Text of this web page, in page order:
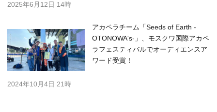
2025年6月12日 14時
アカペラチーム「Seeds of Earth -
OTONOWA's-」、モスクワ国際アカペ
ラフェスティバルでオーディエンスア
ワード受賞！
2024年10月4日 21時